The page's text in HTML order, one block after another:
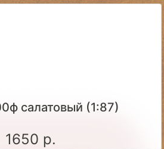
салатовый (1:87)
1650 р.